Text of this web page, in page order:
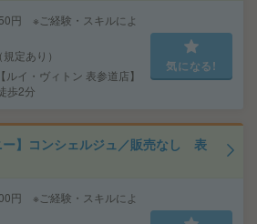
円 ※ご経験・スキルによ
定あり）
イ・ヴィトン 表参道店】
歩2分
気になる!
ー】コンシェルジュ／販売なし 表
円 ※ご経験・スキルによ